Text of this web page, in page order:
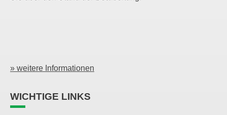
» weitere Informationen
WICHTIGE LINKS